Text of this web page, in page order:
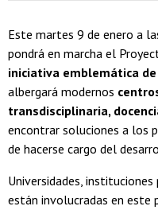
Este martes 9 de enero a
pondrá en marcha el
iniciativa emblemática
albergará modernos
transdisciplinaria,
encontrar soluciones a los
de hacerse cargo del
Universidades, instituciones
están involucradas en este